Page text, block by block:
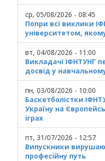
ср, 05/08/2026 - 08:45
Попри всі виклики
університетом,
вт, 04/08/2026 - 11:00
Викладачі ІФНТУНГ
досвід у
пн, 03/08/2026 - 10:00
Баскетболістки
Україну на
іграх
пт, 31/07/2026 - 12:57
Випускники
професійну путь